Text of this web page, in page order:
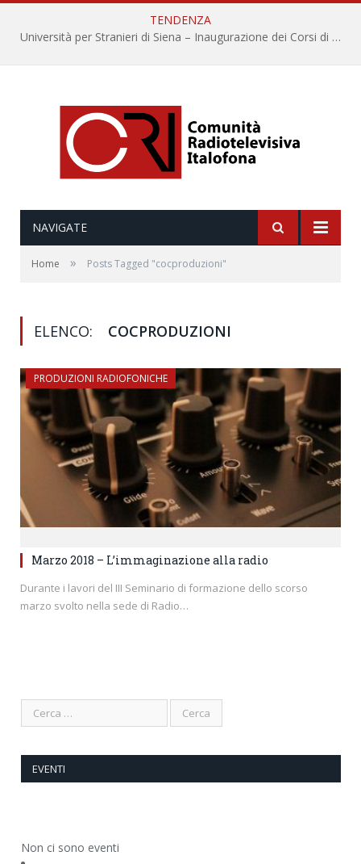
TENDENZA
Università per Stranieri di Siena – Inaugurazione dei Corsi di Lingua e Cultura Italiana, 109a annata
NAVIGATE
Home » Posts Tagged "cocproduzioni"
ELENCO: COCPRODUZIONI
PRODUZIONI RADIOFONICHE
Marzo 2018 – L’immaginazione alla radio
Durante i lavori del III Seminario di formazione dello scorso
marzo svolto nella sede di Radio…
EVENTI
Non ci sono eventi